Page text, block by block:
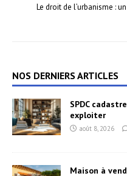
Le droit de l’urbanisme :
NOS DERNIERS ARTICLES
SPDC
exploiter
août 8, 2026
Maison à